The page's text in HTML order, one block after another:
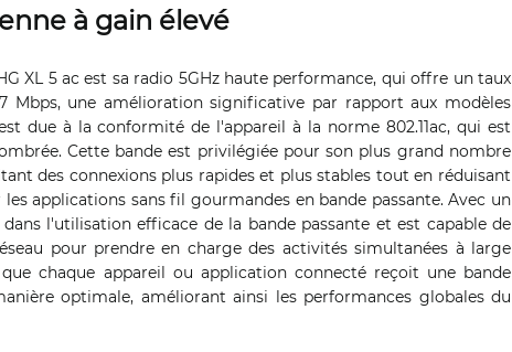
à gain élevé
XL 5 ac est sa radio 5GHz haute performance, qui offre un taux
Mbps, une amélioration significative par rapport aux modèles
due à la conformité de l'appareil à la norme 802.11ac, qui est
Cette bande est privilégiée pour son plus grand nombre
des connexions plus rapides et plus stables tout en réduisant
applications sans fil gourmandes en bande passante. Avec un
l'utilisation efficace de la bande passante et est capable de
pour prendre en charge des activités simultanées à large
chaque appareil ou application connecté reçoit une bande
optimale, améliorant ainsi les performances globales du